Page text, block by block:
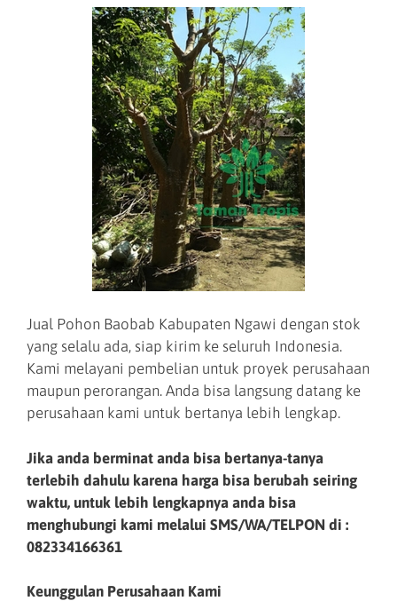
Jual Pohon Baobab Kabupaten Ngawi dengan stok
yang selalu ada, siap kirim ke seluruh Indonesia.
Kami melayani pembelian untuk proyek perusahaan
maupun perorangan. Anda bisa langsung datang ke
perusahaan kami untuk bertanya lebih lengkap.
Jika anda berminat anda bisa bertanya-tanya
terlebih dahulu karena harga bisa berubah seiring
waktu, untuk lebih lengkapnya anda bisa
menghubungi kami melalui SMS/WA/TELPON di :
082334166361
Keunggulan Perusahaan Kami